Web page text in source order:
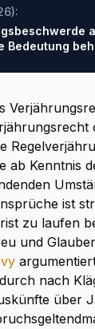
:
Bedeutung
ab Kenntnis
ist
zu laufen
und
nach
über